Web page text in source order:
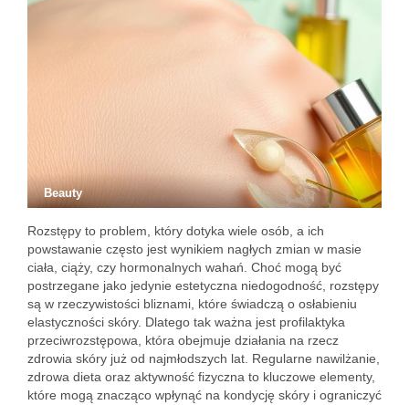
Beauty
Rozstępy to problem, który dotyka wiele osób, a ich
powstawanie często jest wynikiem nagłych zmian w masie
ciała, ciąży, czy hormonalnych wahań. Choć mogą być
postrzegane jako jedynie estetyczna niedogodność, rozstępy
są w rzeczywistości bliznami, które świadczą o osłabieniu
elastyczności skóry. Dlatego tak ważna jest profilaktyka
przeciwrozstępowa, która obejmuje działania na rzecz
zdrowia skóry już od najmłodszych lat. Regularne nawilżanie,
zdrowa dieta oraz aktywność fizyczna to kluczowe elementy,
które mogą znacząco wpłynąć na kondycję skóry i ograniczyć